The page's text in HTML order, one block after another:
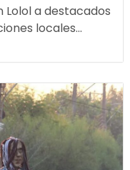
Lolol a destacados
locales...